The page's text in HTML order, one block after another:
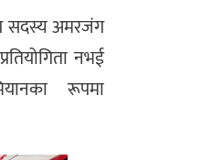
सदस्य अमरजंग
नभई
रूपमा